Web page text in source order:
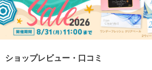
ショップレビュー・口コミ